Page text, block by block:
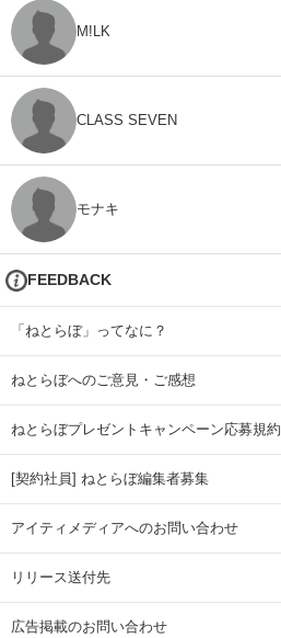
M!LK
CLASS SEVEN
モナキ
FEEDBACK
「ねとらぼ」ってなに？
ねとらぼへのご意見・ご感想
ねとらぼプレゼントキャンペーン応募規約
[契約社員] ねとらぼ編集者募集
アイティメディアへのお問い合わせ
リリース送付先
広告掲載のお問い合わせ